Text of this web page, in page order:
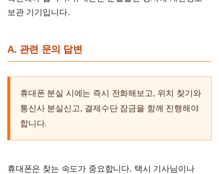
보관 기기입니다.
A. 관련 문의 답변
휴대폰 분실 시에는 즉시 전화해보고, 위치 찾기와
통신사 분실신고, 결제수단 잠금을 함께 진행해야
합니다.
휴대폰은 찾는 속도가 중요합니다. 택시 기사님이나